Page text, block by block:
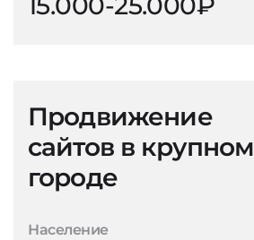
Продвижение
сайтов в крупном
городе
Население